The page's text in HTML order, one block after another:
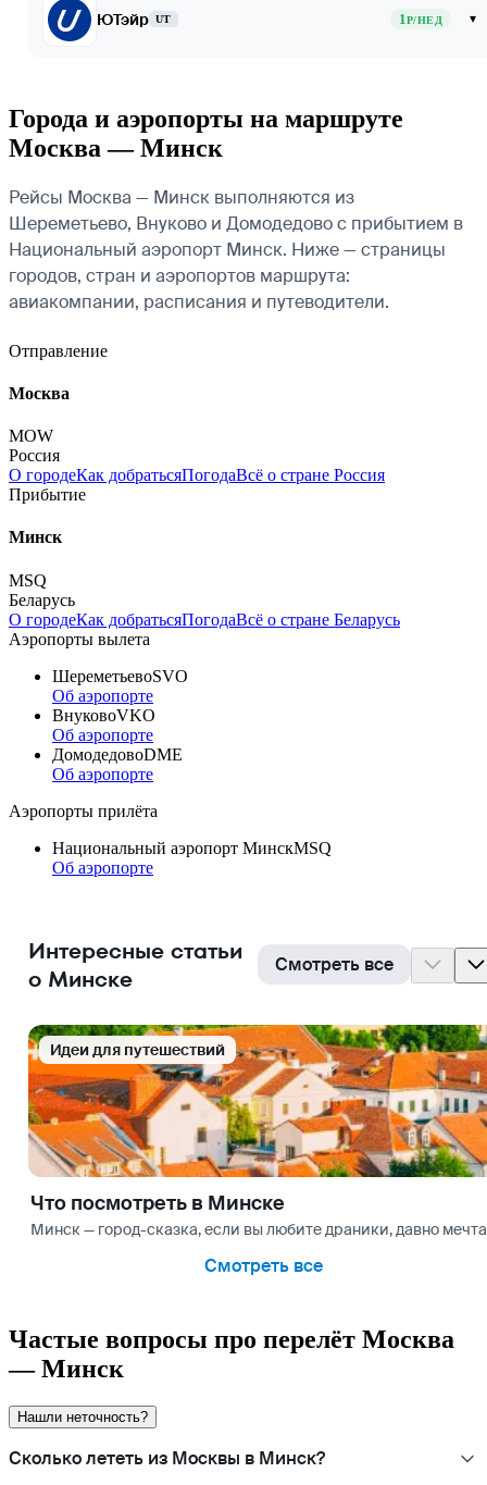
ЮТэйр UT 1Р/НЕД ▾
Города и аэропорты на маршруте
Москва — Минск
Рейсы Москва — Минск выполняются из
Шереметьево, Внуково и Домодедово с прибытием в
Национальный аэропорт Минск. Ниже — страницы
городов, стран и аэропортов маршрута:
авиакомпании, расписания и путеводители.
Отправление
Москва
MOW
Россия
О городеКак добратьсяПогодаВсё о стране Россия
Прибытие
Минск
MSQ
Беларусь
О городеКак добратьсяПогодаВсё о стране Беларусь
Аэропорты вылета
ШереметьевоSVO
Об аэропорте
ВнуковоVKO
Об аэропорте
ДомодедовоDME
Об аэропорте
Аэропорты прилёта
Национальный аэропорт МинскMSQ
Об аэропорте
Интересные статьи
о Минске
Смотреть все
Идеи для путешествий
Что посмотреть в Минске
Минск — город-сказка, если вы любите драники, давно
Смотреть все
Частые вопросы про перелёт Москва
— Минск
Нашли неточность?
Сколько лететь из Москвы в Минск?